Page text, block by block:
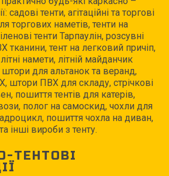
садові тенти, агітаційні та торгові
торгових наметів, тенти на
тенти Тарпаулін, розсувні
тканини, тент на легковий причіп,
намети, літній майданчик
для альтанок та веранд,
штори ПВХ для складу, стрічкові
пошиття тентів для катерів,
полог на самоскид, чохли для
пошиття чохла на диван,
інші вироби з тенту.
ТЕНТОВІ